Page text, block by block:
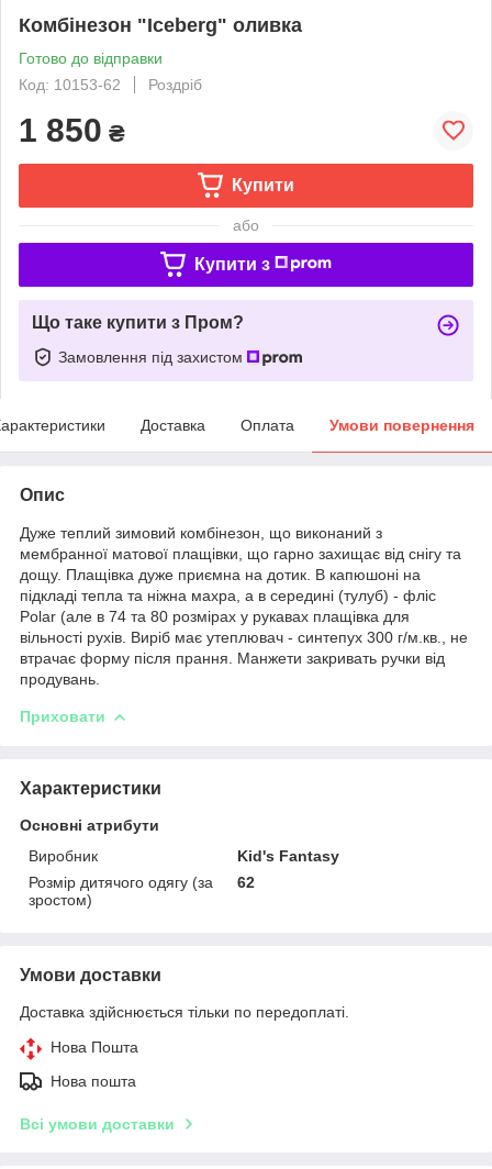
Комбінезон "Iceberg" оливка
Готово до відправки
Код: 10153-62
Роздріб
1 850 ₴
Купити
або
Купити з
Що таке купити з Пром?
Замовлення під захистом
Доставка Оплата Умови повернення
Опис
Дуже теплий зимовий комбінезон, що виконаний з
мембранної матової плащівки, що гарно захищає від снігу та
дощу. Плащівка дуже приємна на дотик. В капюшоні на
підкладі тепла та ніжна махра, а в середині (тулуб) - фліс
Polar (але в 74 та 80 розмірах у рукавах плащівка для
вільності рухів. Виріб має утеплювач - синтепух 300 г/м.кв., не
втрачає форму після прання. Манжети закривать ручки від
продувань.
Приховати
Характеристики
Основні атрибути
Виробник
Kid's Fantasy
Розмір дитячого одягу (за
зростом)
62
Умови доставки
Доставка здійснюється тільки по передоплаті.
Нова Пошта
Нова пошта
Всі умови доставки